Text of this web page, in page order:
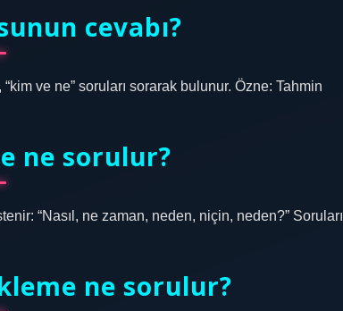
cevabı?
ve ne” soruları sorarak bulunur. Özne: Tahmin
ne sorulur?
“Nasıl, ne zaman, neden, niçin, neden?” Soruları
ne sorulur?